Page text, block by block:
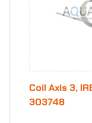
Coil Axis 3,
303748